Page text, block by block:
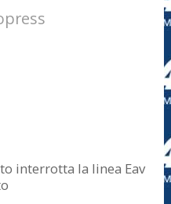
interrotta la linea Eav